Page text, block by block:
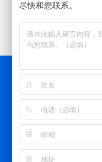
尽快和您联系。